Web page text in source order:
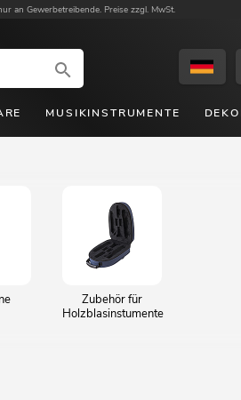
an Gewerbetreibende. Preise zzgl. MwSt.
MUSIKINSTRUMENTE
Zubehör für
Holzblasinstumente